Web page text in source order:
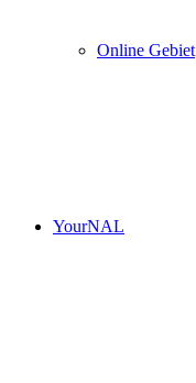
Online Gebiet
YourNAL